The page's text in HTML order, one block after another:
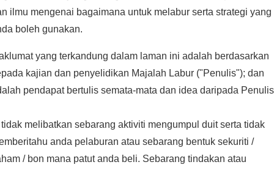
ilmu mengenai bagaimana untuk melabur serta strategi yang
boleh gunakan.
yang terkandung dalam laman ini adalah berdasarkan
kajian dan penyelidikan Majalah Labur ("Penulis"); dan
pendapat bertulis semata-mata dan idea daripada
melibatkan sebarang aktiviti mengumpul duit serta tidak
anda pelaburan atau sebarang bentuk sekuriti /
/ bon mana patut anda beli. Sebarang tindakan atau